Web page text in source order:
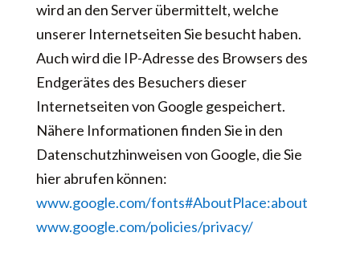
wird an den Server übermittelt, welche
unserer Internetseiten Sie besucht haben.
Auch wird die IP-Adresse des Browsers des
Endgerätes des Besuchers dieser
Internetseiten von Google gespeichert.
Nähere Informationen finden Sie in den
Datenschutzhinweisen von Google, die Sie
hier abrufen können:
www.google.com/fonts#AboutPlace:about
www.google.com/policies/privacy/